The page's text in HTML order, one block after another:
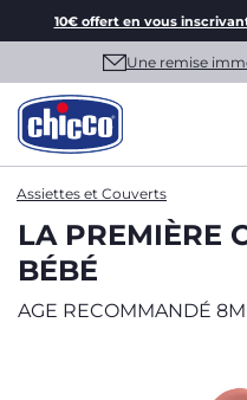
10€ offert en vous
Une remise
Assiettes et Couverts
LA PREMIÈRE
BÉBÉ
AGE RECOMMANDÉ